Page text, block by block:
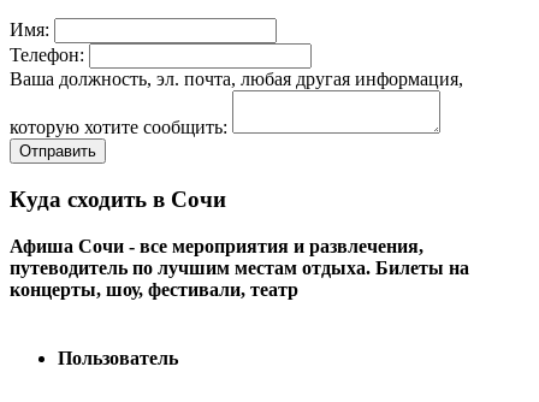
Имя:
Телефон:
Ваша должность, эл. почта, любая другая информация,
которую хотите сообщить:
Отправить
Куда сходить в Сочи
Афиша Сочи - все мероприятия и развлечения,
путеводитель по лучшим местам отдыха. Билеты на
концерты, шоу, фестивали, театр
Пользователь